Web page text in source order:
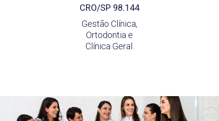
CRO/SP 98.144
Gestão Clínica,
Ortodontia e
Clínica Geral.